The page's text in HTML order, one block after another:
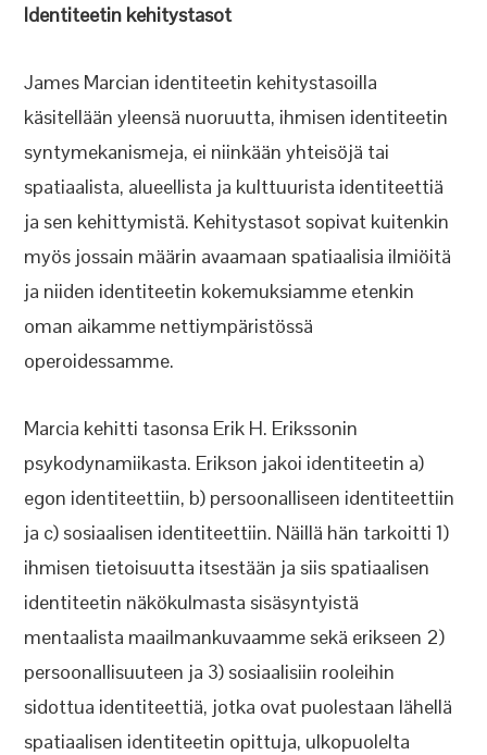
Identiteetin kehitystasot
James Marcian identiteetin kehitystasoilla
käsitellään yleensä nuoruutta, ihmisen identiteetin
syntymekanismeja, ei niinkään yhteisöjä tai
spatiaalista, alueellista ja kulttuurista identiteettiä
ja sen kehittymistä. Kehitystasot sopivat kuitenkin
myös jossain määrin avaamaan spatiaalisia ilmiöitä
ja niiden identiteetin kokemuksiamme etenkin
oman aikamme nettiympäristössä
operoidessamme.
Marcia kehitti tasonsa Erik H. Erikssonin
psykodynamiikasta. Erikson jakoi identiteetin a)
egon identiteettiin, b) persoonalliseen identiteettiin
ja c) sosiaalisen identiteettiin. Näillä hän tarkoitti 1)
ihmisen tietoisuutta itsestään ja siis spatiaalisen
identiteetin näkökulmasta sisäsyntyistä
mentaalista maailmankuvaamme sekä erikseen 2)
persoonallisuuteen ja 3) sosiaalisiin rooleihin
sidottua identiteettiä, jotka ovat puolestaan lähellä
spatiaalisen identiteetin opittuja, ulkopuolelta